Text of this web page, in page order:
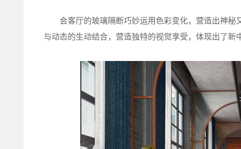
会客厅的玻璃隔断巧妙运用色彩变化，营造出神秘
与动态的生动结合，营造独特的视觉享受，体现出了新